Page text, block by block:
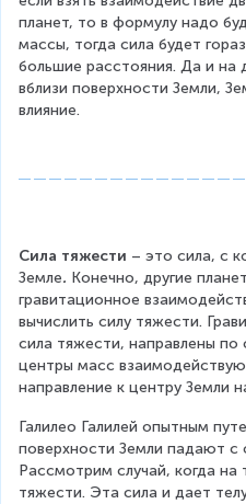
t
1
0
^
{
-
}
\
c
d
o
t
м
^
\
c
d
o
-
1
1
}
планет, то в формулу надо
массы, тогда сила будет
большие расстояния. Да и на
вблизи поверхности Земли,
влияние.
Сила тяжести – это сила, с
Земле. Конечно, другие
гравитационное
вычислить силу тяжести.
сила тяжести, направлены
центры масс
направление к центру Земли
Галилео Галилей опытным
поверхности Земли падают с
Рассмотрим случай, когда на
тяжести. Эта сила и дает